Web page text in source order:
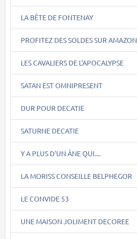
LA BÊTE DE FONTENAY
PROFITEZ DES SOLDES SUR AMAZON
LES CAVALIERS DE L'APOCALYPSE
SATAN EST OMNIPRESENT
DUR POUR DECATIE
SATURNE DECATIE
Y A PLUS D'UN ÂNE QUI....
LA MORISS CONSEILLE BELPHEGOR
LE CONVIDE 53
UNE MAISON JOLIMENT DECOREE